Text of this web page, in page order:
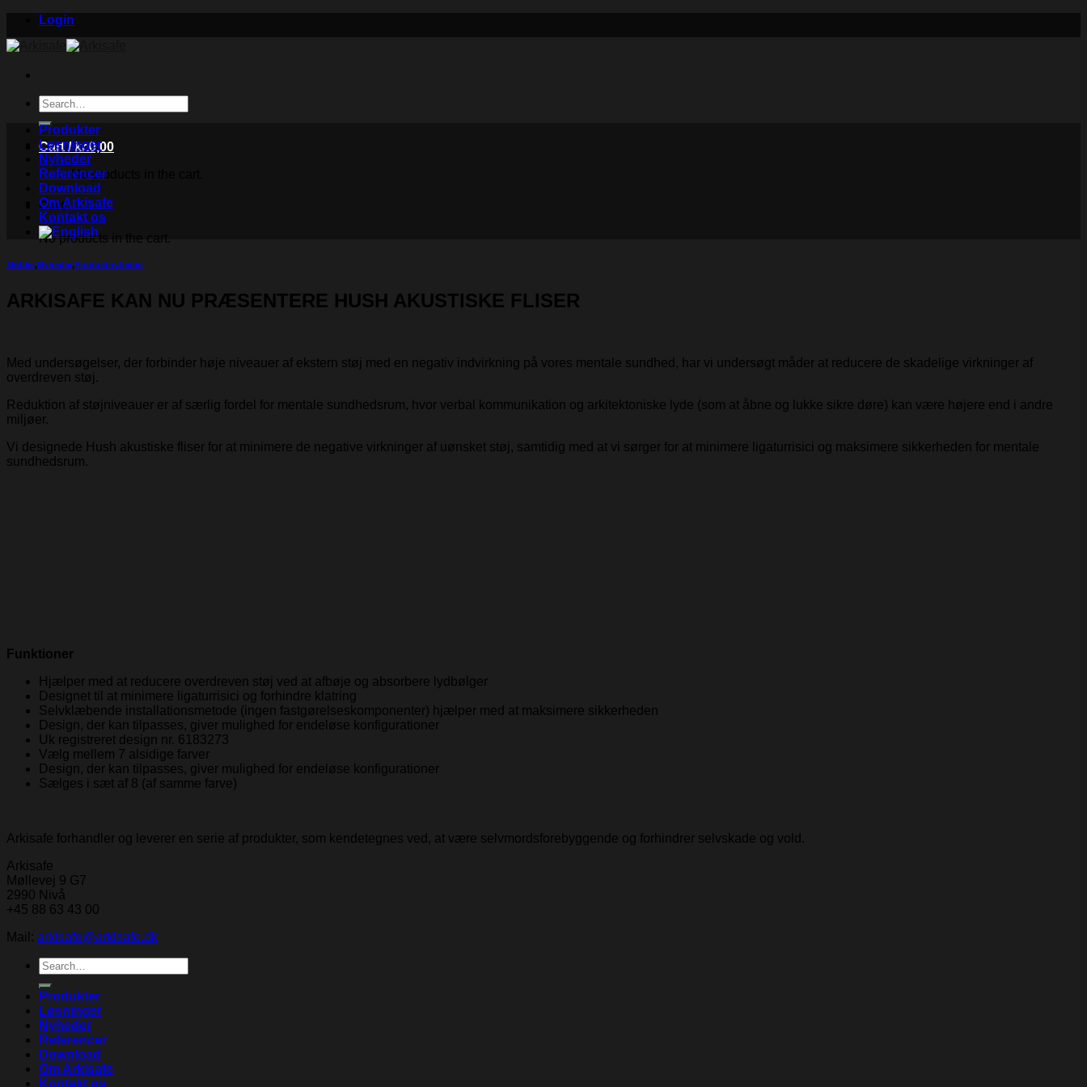
content
Login
Search
for:
Cart /kr.0,00
No products in the cart.
Cart
No products in the cart.
Produkter
Løsninger
Nyheder
Referencer
Download
Om Arkisafe
Kontakt os
Møbler,Nyheder,Produktnyheder
ARKISAFE KAN NU PRÆSENTERE HUSH AKUSTISKE FLISER
Med undersøgelser, der forbinder høje niveauer af ekstern støj med en negativ indvirkning på vores mentale sundhed, har vi undersøgt måder at reducere de skadelige virkninger af
overdreven støj.
Reduktion af støjniveauer er af særlig fordel for mentale sundhedsrum, hvor verbal kommunikation og arkitektoniske lyde (som at åbne og lukke sikre døre) kan være højere end i andre
miljøer.
Vi designede Hush akustiske fliser for at minimere de negative virkninger af uønsket støj, samtidig med at vi sørger for at minimere ligaturrisici og maksimere sikkerheden for mentale
sundhedsrum.
Funktioner
Hjælper med at reducere overdreven støj ved at afbøje og absorbere lydbølger
Designet til at minimere ligaturrisici og forhindre klatring
Selvklæbende installationsmetode (ingen fastgørelseskomponenter) hjælper med at maksimere sikkerheden
Design, der kan tilpasses, giver mulighed for endeløse konfigurationer
Uk registreret design nr. 6183273
Vælg mellem 7 alsidige farver
Design, der kan tilpasses, giver mulighed for endeløse konfigurationer
Sælges i sæt af 8 (af samme farve)
Arkisafe forhandler og leverer en serie af produkter, som kendetegnes ved, at være selvmordsforebyggende og forhindrer selvskade og vold.
Arkisafe
Møllevej 9 G7
2990 Nivå
+45 88 63 43 00
Mail: arkisafe@arkisafe.dk
Search
for:
Produkter
Løsninger
Nyheder
Referencer
Download
Om Arkisafe
Kontakt os